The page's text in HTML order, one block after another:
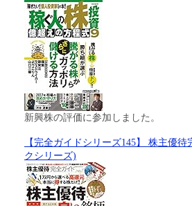
新興株の評価に参加しました。
【完全ガイドシリーズ145】 株主優待
クシリーズ)